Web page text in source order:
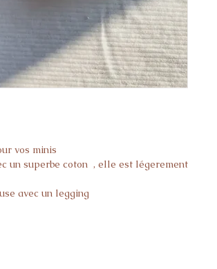
vos minis
un superbe coton , elle est légerement
avec un legging